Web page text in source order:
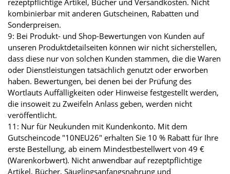
rezeptpflichtige Artikel, Bücher und Versandkosten. Nicht
kombinierbar mit anderen Gutscheinen, Rabatten und
Sonderpreisen.
9: Bei Produkt- und Shop-Bewertungen von Kunden auf
unseren Produktdetailseiten können wir nicht sicherstellen,
dass diese nur von solchen Kunden stammen, die die Waren
oder Dienstleistungen tatsächlich genutzt oder erworben
haben. Bewertungen, bei denen bei der Prüfung des
Wortlauts Auffälligkeiten oder Hinweise festgestellt werden,
die insoweit zu Zweifeln Anlass geben, werden nicht
veröffentlicht.
11: Nur für Neukunden mit Kundenkonto. Mit dem
Gutscheincode "10NEU26" erhalten Sie 10 % Rabatt für Ihre
erste Bestellung, ab einem Mindestbestellwert von 49 €
(Warenkorbwert). Nicht anwendbar auf rezeptpflichtige
Artikel, Bücher, Säuglingsanfangsnahrung und